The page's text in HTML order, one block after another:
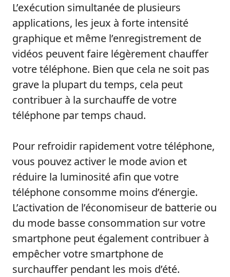
L’exécution simultanée de plusieurs
applications, les jeux à forte intensité
graphique et même l’enregistrement de
vidéos peuvent faire légèrement chauffer
votre téléphone. Bien que cela ne soit pas
grave la plupart du temps, cela peut
contribuer à la surchauffe de votre
téléphone par temps chaud.
Pour refroidir rapidement votre téléphone,
vous pouvez activer le mode avion et
réduire la luminosité afin que votre
téléphone consomme moins d’énergie.
L’activation de l’économiseur de batterie ou
du mode basse consommation sur votre
smartphone peut également contribuer à
empêcher votre smartphone de
surchauffer pendant les mois d’été.